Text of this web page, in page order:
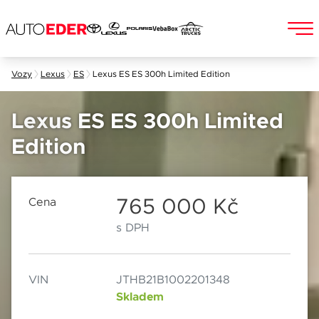
Vozy Lexus ES Lexus ES ES 300h Limited Edition
Lexus ES ES 300h Limited
Edition
Cena 765 000 Kč
s DPH
VIN JTHB21B1002201348
Skladem
Chebská 392/116B
360 01 Karlovy Vary
Po–Pá: 8:00–18:00
So: 8:00–12:00
Datum
Jméno a příjmení